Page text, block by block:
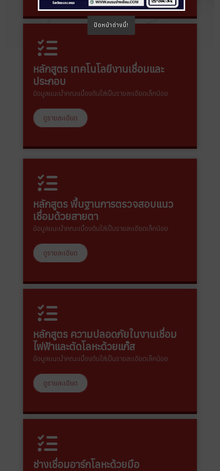
หลักสูตร เทคโนโลยีงานเชื่อมและ
ประกอบ
ข้อมูลแนะนำคณะเบื้องต้นใส่เป็นรายละเอียดเล็กน้อย
ดูรายละเอียด
หลักสูตร พื้นฐานการตรวจสอบแนว
เชื่อมด้วยสายตา
ข้อมูลแนะนำคณะเบื้องต้นใส่เป็นรายละเอียดเล็กน้อย
ดูรายละเอียด
หลักสูตร ความปลอดภัยในงานเชื่อม
ไฟฟ้าและตัดโลหะด้วยแก๊ส
ข้อมูลแนะนำคณะเบื้องต้นใส่เป็นรายละเอียดเล็กน้อย
ดูรายละเอียด
ช่างเชื่อมอาร์กโลหะด้วยมือ
ปิดหน้าต่างนี้!